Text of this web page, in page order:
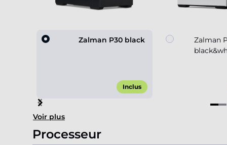
Zalman P30 black
Inclus
Zalman
Item
1
of
4
Voir plus
Processeur